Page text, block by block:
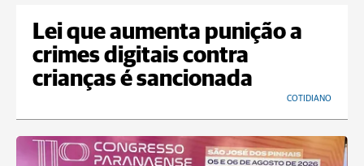
Lei que aumenta punição a
crimes digitais contra
crianças é sancionada
COTIDIANO